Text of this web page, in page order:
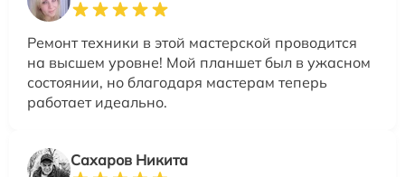
Ремонт техники в этой мастерской проводится
на высшем уровне! Мой планшет был в ужасном
состоянии, но благодаря мастерам теперь
работает идеально.
Сахаров Никита